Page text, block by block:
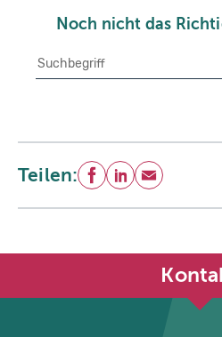
Noch nicht das
Suche
Teilen: Facebook
LinkedIn
E-Mail